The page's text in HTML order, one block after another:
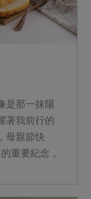
是那一抹陽
著我前行的
母親節快
重要紀念，
理念，這一直